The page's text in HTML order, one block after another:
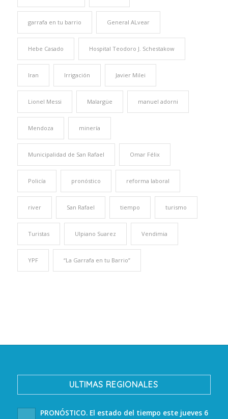
garrafa en tu barrio General ALvear
Hebe Casado Hospital Teodoro J. Schestakow
Iran Irrigación Javier Milei
Lionel Messi Malargüe manuel adorni
Mendoza minería
Municipalidad de San Rafael Omar Félix
Policía pronóstico reforma laboral
river San Rafael tiempo turismo
Turistas Ulpiano Suarez Vendimia
YPF “La Garrafa en tu Barrio”
ULTIMAS REGIONALES
PRONÓSTICO. El estado del tiempo este jueves 6